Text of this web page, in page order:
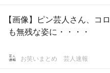
【画像】ピン芸人さん、コ
も無残な姿に・・・・
お笑いまとめ 芸人速報